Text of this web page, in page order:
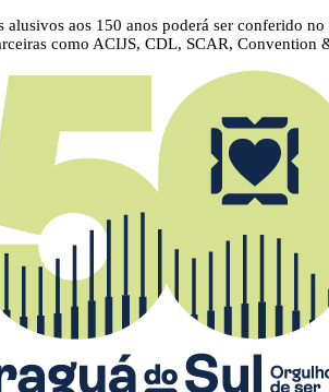
alusivos aos 150 anos poderá ser conferido
como ACIJS, CDL, SCAR, Convention